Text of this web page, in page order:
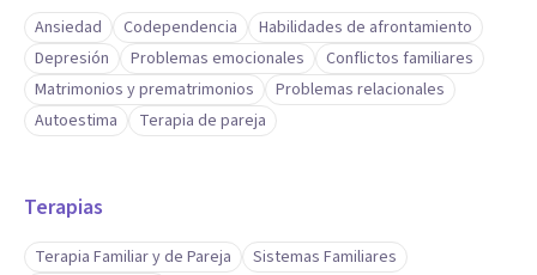
Ansiedad Codependencia
Habilidades de afrontamiento
Depresión
Problemas emocionales
Conflictos familiares
Matrimonios y prematrimonios
Problemas relacionales
Autoestima
Terapia de pareja
Terapias
Terapia Familiar y de Pareja
Sistemas Familiares